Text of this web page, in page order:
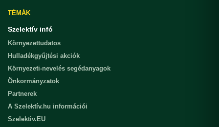
TÉMÁK
Szelektív infó
Környezettudatos
Hulladékgyűjtési akciók
Környezeti-nevelés segédanyagok
Önkormányzatok
Partnerek
A Szelektív.hu információi
Szelektiv.EU